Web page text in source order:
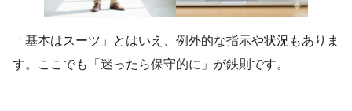
「基本はスーツ」とはいえ、例外的な指示や状況もありま
す。ここでも「迷ったら保守的に」が鉄則です。